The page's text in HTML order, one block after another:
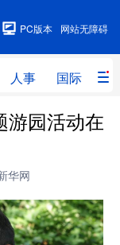
网站无障碍
PC版本
人事 国际 财
人事
体育
游园活动在
华网